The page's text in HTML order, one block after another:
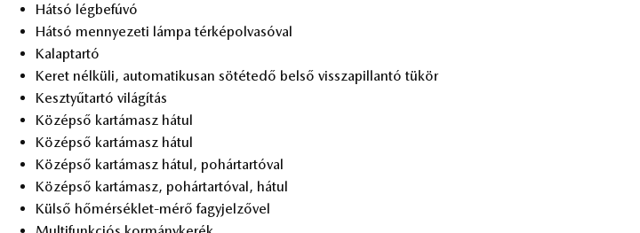
Hát­só lég­be­fú­vó
Hát­só mennye­ze­ti lám­pa tér­kép­ol­va­só­val
Ka­lap­tar­tó
Ke­ret nél­kü­li, au­to­ma­ti­ku­san sö­té­te­dő bel­ső vissza­pil­lan­tó tü­kör
Kesz­tyű­tar­tó vi­lá­gí­tás
Kö­zép­ső kar­tá­masz há­tul
Kö­zép­ső kar­tá­masz há­tul
Kö­zép­ső kar­tá­masz há­tul, po­hár­tar­tó­val
Kö­zép­ső kar­tá­masz, po­hár­tar­tó­val, há­tul
Kül­ső hő­mér­sék­let-mérő fagy­jel­ző­vel